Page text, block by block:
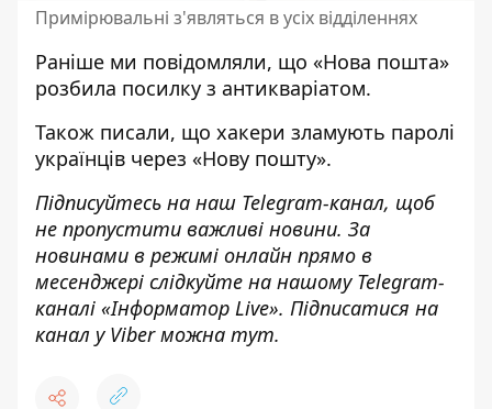
Примірювальні з'являться в усіх відділеннях
Раніше ми повідомляли, що «Нова пошта»
розбила посилку з антикваріатом.
Також писали, що хакери зламують паролі
українців через «Нову пошту».
Підписуйтесь на наш Telegram-канал, щоб
не пропустити важливі новини. За
новинами в режимі онлайн прямо в
месенджері слідкуйте на нашому Telegram-
каналі «Інформатор Live». Підписатися на
канал у Viber можна тут.